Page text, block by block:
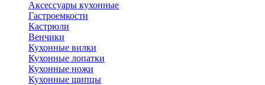
Аксессуары кухонные
Гастроемкости
Кастрюли
Венчики
Кухонные вилки
Кухонные лопатки
Кухонные ножи
Кухонные щипцы